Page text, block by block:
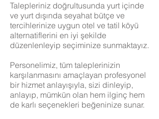
Talepleriniz doğrultusunda yurt içinde
ve yurt dışında seyahat bütçe ve
tercihlerinize uygun otel ve tatil köyü
alternatiflerini en iyi şekilde
düzenlenleyip seçiminize sunmaktayız.
Personelimiz, tüm taleplerinizin
karşılanmasını amaçlayan profesyonel
bir hizmet anlayışıyla, sizi dinleyip,
anlayıp, mümkün olan hem ilginç hem
de karlı seçenekleri beğeninize sunar.